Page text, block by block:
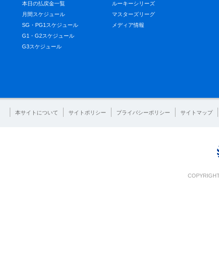
本日の払戻金一覧
月間スケジュール
SG・PG1スケジュール
G1・G2スケジュール
G3スケジュール
ルーキーシリーズ
マスターズリーグ
メディア情報
本サイトについて サイトポリシー プライバシーポリシー サイトマップ